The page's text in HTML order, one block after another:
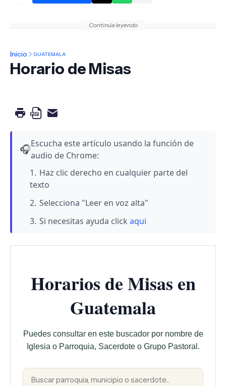
Continúa leyendo
Inicio GUATEMALA
Horario de Misas
🎧Escucha este artículo usando la función de
audio de Chrome:
Haz clic derecho en cualquier parte del
texto
Selecciona "Leer en voz alta"
Si necesitas ayuda click aqui
Horarios de Misas en
Guatemala
Puedes consultar en este buscador por nombre de
Iglesia o Parroquia, Sacerdote o Grupo Pastoral.